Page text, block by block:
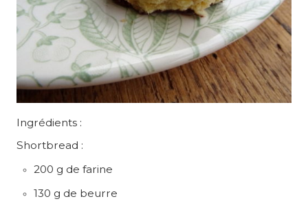
Ingrédients :
Shortbread :
200 g de farine
130 g de beurre